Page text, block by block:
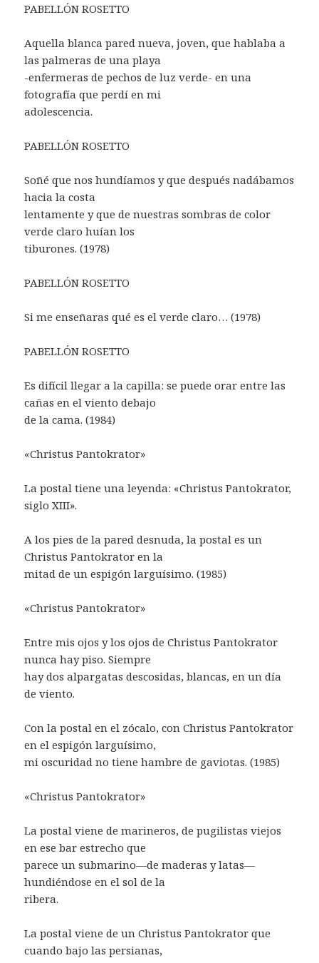
PABELLÓN ROSETTO
Aquella blanca pared nueva, joven, que hablaba a
las palmeras de una playa
-enfermeras de pechos de luz verde- en una
fotografía que perdí en mi
adolescencia.
PABELLÓN ROSETTO
Soñé que nos hundíamos y que después nadábamos
hacia la costa
lentamente y que de nuestras sombras de color
verde claro huían los
tiburones. (1978)
PABELLÓN ROSETTO
Si me enseñaras qué es el verde claro… (1978)
PABELLÓN ROSETTO
Es difícil llegar a la capilla: se puede orar entre las
cañas en el viento debajo
de la cama. (1984)
«Christus Pantokrator»
La postal tiene una leyenda: «Christus Pantokrator,
siglo XIII».
A los pies de la pared desnuda, la postal es un
Christus Pantokrator en la
mitad de un espigón larguísimo. (1985)
«Christus Pantokrator»
Entre mis ojos y los ojos de Christus Pantokrator
nunca hay piso. Siempre
hay dos alpargatas descosidas, blancas, en un día
de viento.
Con la postal en el zócalo, con Christus Pantokrator
en el espigón larguísimo,
mi oscuridad no tiene hambre de gaviotas. (1985)
«Christus Pantokrator»
La postal viene de marineros, de pugilistas viejos
en ese bar estrecho que
parece un submarino—de maderas y latas—
hundiéndose en el sol de la
ribera.
La postal viene de un Christus Pantokrator que
cuando bajo las persianas,